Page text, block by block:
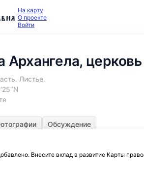
На карту
О проекте
Войти
Архангела, церковь
Листье.
Обсуждение
Внесите вклад в развитие Карты